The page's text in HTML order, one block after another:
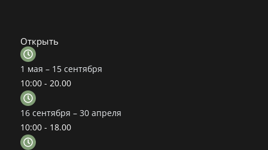
Открыть
1 мая – 15 сентября
10:00 - 20.00
16 сентября – 30 апреля
10:00 - 18.00